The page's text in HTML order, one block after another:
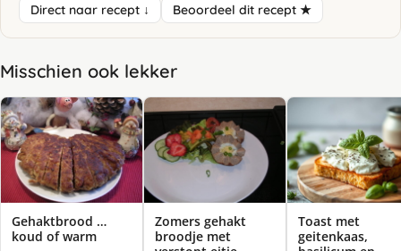
Direct naar recept ↓ Beoordeel dit recept ★
Misschien ook lekker
Gehaktbrood …
koud of warm
Zomers gehakt
broodje met
Toast met
geitenkaas,